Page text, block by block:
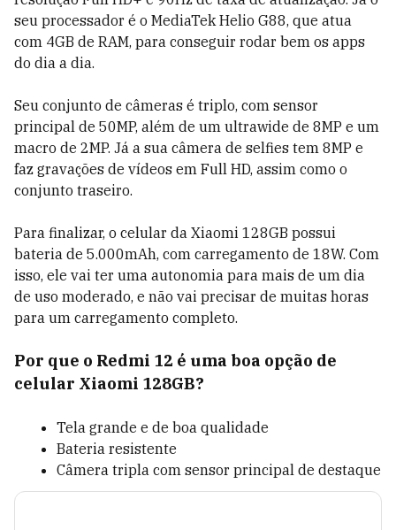
seu processador é o MediaTek Helio G88, que atua
com 4GB de RAM, para conseguir rodar bem os apps
do dia a dia.
Seu conjunto de câmeras é triplo, com sensor
principal de 50MP, além de um ultrawide de 8MP e um
macro de 2MP. Já a sua câmera de selfies tem 8MP e
faz gravações de vídeos em Full HD, assim como o
conjunto traseiro.
Para finalizar, o celular da Xiaomi 128GB possui
bateria de 5.000mAh, com carregamento de 18W. Com
isso, ele vai ter uma autonomia para mais de um dia
de uso moderado, e não vai precisar de muitas horas
para um carregamento completo.
Por que o Redmi 12 é uma boa opção de
celular Xiaomi 128GB?
Tela grande e de boa qualidade
Bateria resistente
Câmera tripla com sensor principal de destaque